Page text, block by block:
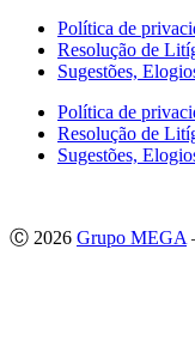
Política de
Resolução de
Sugestões,
Política de
Resolução de
Sugestões,
Ⓒ 2026 Grupo MEGA